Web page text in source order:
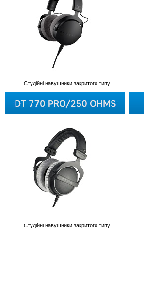
Cтудійні навушники закритого типу
Cтудійні навушники закритого типу